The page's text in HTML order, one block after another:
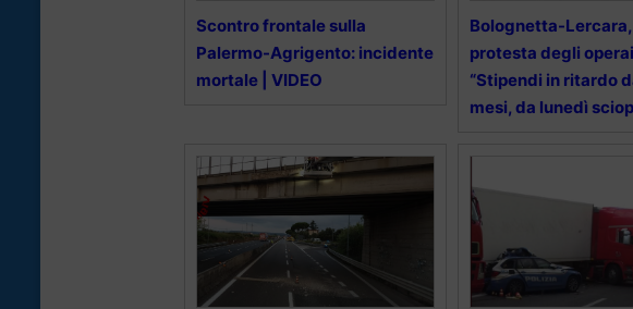
Scontro frontale sulla
Palermo-Agrigento: incidente
mortale | VIDEO
Bolognetta-Lercara,
protesta degli
“Stipendi in ritardo
mesi, da lunedì